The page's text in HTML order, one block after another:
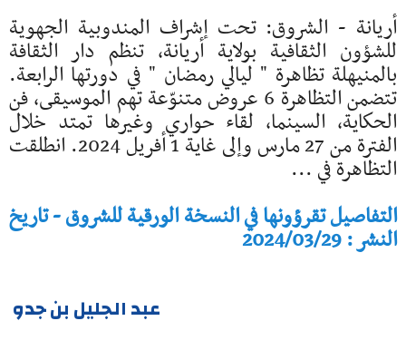
أريانة - الشروق: تحت إشراف المندوبية الجهوية
للشؤون الثقافية بولاية أريانة، تنظم دار الثقافة
بالمنيهلة تظاهرة " ليالي رمضان " في دورتها الرابعة.
تتضمن التظاهرة 6 عروض متنوّعة تهم الموسيقى، فن
الحكاية، السينما، لقاء حواري وغيرها تمتد خلال
الفترة من 27 مارس وإلى غاية 1 أفريل 2024. انطلقت
التظاهرة في ...
التفاصيل تقرؤونها في النسخة الورقية للشروق - تاريخ
النشر : 2024/03/29
عبد الجليل بن جدو